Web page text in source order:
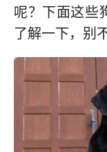
呢？下面这些
了解一下，别